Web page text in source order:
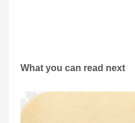
What you can read next